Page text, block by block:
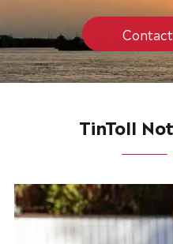
TinToll